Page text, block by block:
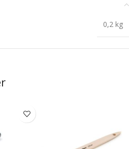
0,2 kg